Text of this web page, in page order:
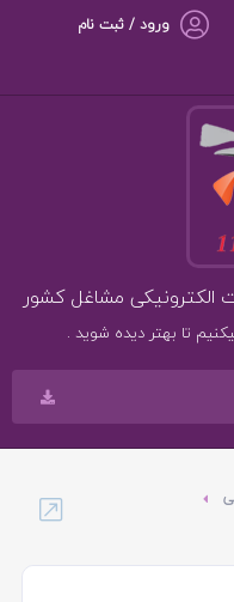
ورود / ثبت نام
تا بهتر دیده شوید .